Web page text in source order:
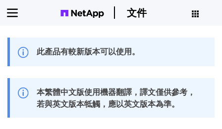
文件
此產品有較新版本可以使用。
本繁體中文版使用機器翻譯，譯文僅供參考，
若與英文版本牴觸，應以英文版本為準。